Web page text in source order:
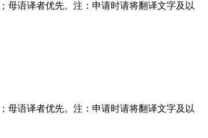
母语译者优先。注：申请时请将翻译文字及以
母语译者优先。注：申请时请将翻译文字及以